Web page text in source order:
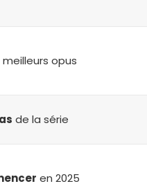
opus
de la série
en 2025